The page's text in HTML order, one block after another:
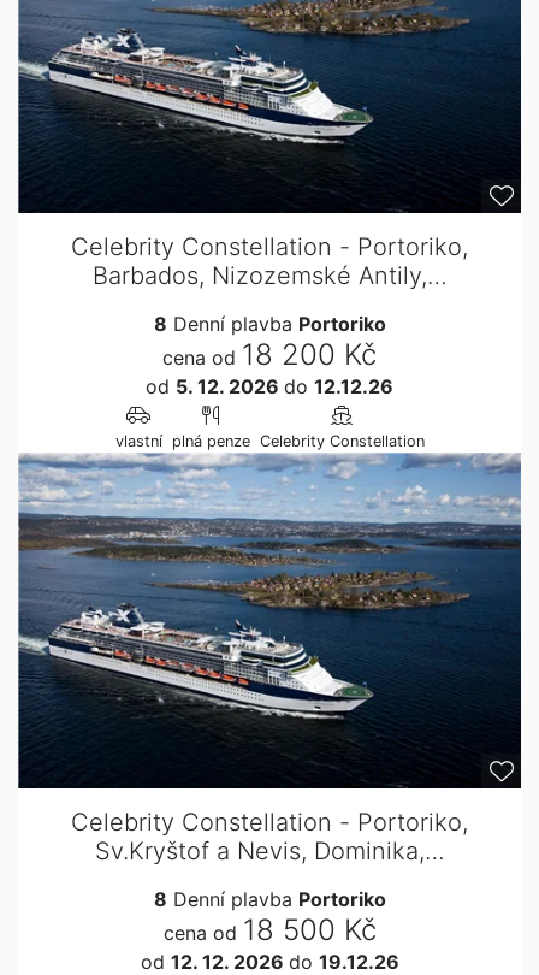
Celebrity Constellation - Portoriko,
Barbados, Nizozemské Antily,…
8 Denní plavba Portoriko
cena od 18 200 Kč
od 5. 12. 2026 do 12.12.26
vlastní plná penze Celebrity Constellation
Celebrity Constellation - Portoriko,
Sv.Kryštof a Nevis, Dominika,…
8 Denní plavba Portoriko
cena od 18 500 Kč
od 12. 12. 2026 do 19.12.26